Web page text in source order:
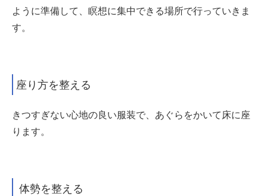
ように準備して、瞑想に集中できる場所で行っていきま
す。
座り方を整える
きつすぎない心地の良い服装で、あぐらをかいて床に座
ります。
体勢を整える